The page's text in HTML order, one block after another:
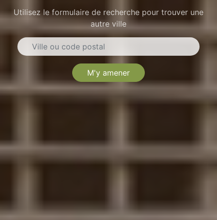
Utilisez le formulaire de recherche pour trouver une
autre ville
M'y amener